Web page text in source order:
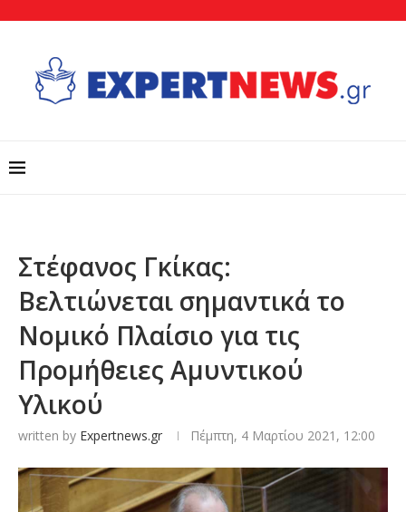
Στέφανος Γκίκας:
Βελτιώνεται σημαντικά το
Νομικό Πλαίσιο για τις
Προμήθειες Αμυντικού
Υλικού
written by Expertnews.gr Πέμπτη, 4 Μαρτίου 2021, 12:00